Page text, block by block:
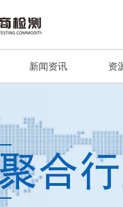
新闻资讯 资